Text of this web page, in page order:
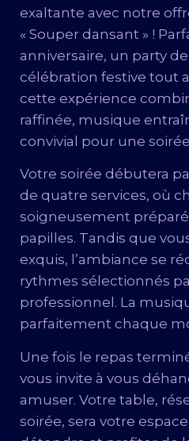
exaltante avec notre
« Souper dansant » !
anniversaire, un party
célébration festive tout
cette expérience
raffinée, musique
convivial pour une
Votre soirée débutera
de quatre services, où
soigneusement préparé
papilles. Tandis que
exquis, l’ambiance se
rythmes sélectionnés
professionnel. La
parfaitement chaque
Une fois le repas
vous invite à vous
amuser. Votre table,
soirée, sera votre